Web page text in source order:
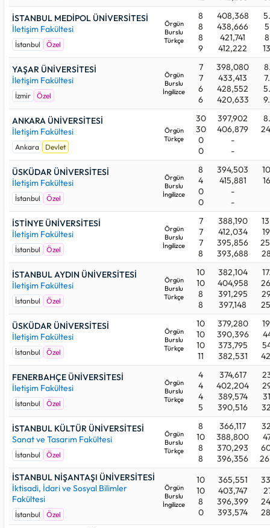
tercih eden adayların yerleşmesi puan barajını aşmaları
durumunda doğrudan mümkün olmuştur.
Aşağıdaki üniversitelerden beğendiklerinizi favori listenize
alabilirsiniz. Whatsapp, telegram v.b uygulamalardan
istediklerinize listenizi gönderdiğinizde onlarda da aynı liste
görebilirler.
İSTANBUL MEDİPOL ÜNİVERSİTESİ
İletişim Fakültesi
İstanbul Özel
Örgün
Burslu
Türkçe
8
8
8
9
408,368
438,666
421,741
412,222
YAŞAR ÜNİVERSİTESİ
İletişim Fakültesi
İzmir Özel
Örgün
Burslu
İngilizce
7
7
6
6
398,080
433,413
428,552
420,633
ANKARA ÜNİVERSİTESİ
İletişim Fakültesi
Ankara Devlet
Örgün
Türkçe
30
30
0
0
397,902
406,879
-
-
ÜSKÜDAR ÜNİVERSİTESİ
İletişim Fakültesi
İstanbul Özel
Örgün
Burslu
İngilizce
8
4
0
0
394,503
415,881
-
-
İSTİNYE ÜNİVERSİTESİ
İletişim Fakültesi
İstanbul Özel
Örgün
Burslu
İngilizce
7
7
7
8
388,190
412,034
395,856
393,688
İSTANBUL AYDIN ÜNİVERSİTESİ
İletişim Fakültesi
İstanbul Özel
Örgün
Burslu
Türkçe
10
10
8
8
382,104
404,958
391,295
397,148
ÜSKÜDAR ÜNİVERSİTESİ
İletişim Fakültesi
İstanbul Özel
Örgün
Burslu
Türkçe
10
10
10
11
379,280
390,396
373,795
382,531
FENERBAHÇE ÜNİVERSİTESİ
İletişim Fakültesi
İstanbul Özel
Örgün
Burslu
Türkçe
4
4
4
5
374,617
402,204
389,574
390,516
İSTANBUL KÜLTÜR ÜNİVERSİTESİ
Sanat ve Tasarım Fakültesi
İstanbul Özel
Örgün
Burslu
Türkçe
8
10
8
8
366,117
388,800
370,293
396,356
İSTANBUL NİŞANTAŞI ÜNİVERSİTESİ
İktisadi, İdari ve Sosyal Bilimler
Fakültesi
İstanbul Özel
Örgün
Burslu
İngilizce
10
10
8
0
365,551
403,747
396,399
393,574